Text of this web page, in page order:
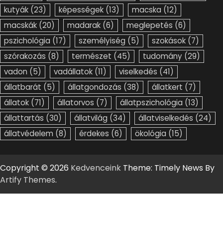
kutyák (23) képességek (13) macska (12)
macskák (20) madarak (6) meglepetés (6)
pszichológia (17) személyiség (5) szokások (7)
szórakozás (8) természet (45) tudomány (29)
vadon (5) vadállatok (11) viselkedés (41)
állatbarát (5) állatgondozás (38) állatkert (7)
állatok (71) állatorvos (7) állatpszichológia (13)
állattartás (30) állatvilág (34) állatviselkedés (24)
állatvédelem (8) érdekes (6) ökológia (15)
Copyright © 2026 Kedvenceink Theme: Timely News By
Artify Themes.